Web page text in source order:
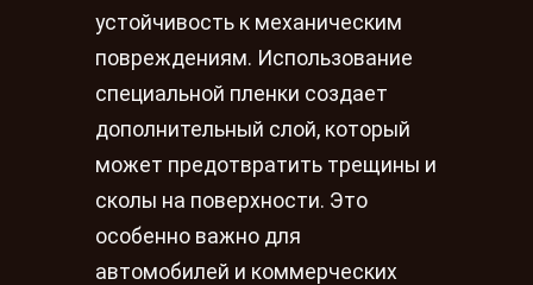
устойчивость к механическим
повреждениям. Использование
специальной пленки создает
дополнительный слой, который
может предотвратить трещины и
сколы на поверхности. Это
особенно важно для
автомобилей и коммерческих